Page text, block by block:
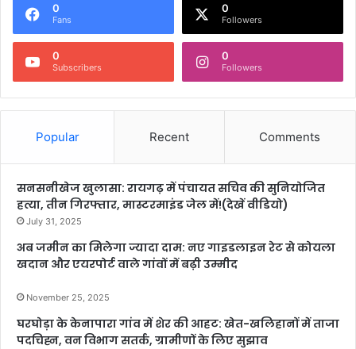
0
Fans
0
Followers
0
Subscribers
0
Followers
Popular Recent Comments
सनसनीखेज खुलासा: रायगढ़ में पंचायत सचिव की सुनियोजित
हत्या, तीन गिरफ्तार, मास्टरमाइंड जेल में!(देखें वीडियो)
July 31, 2025
अब जमीन का मिलेगा ज्यादा दाम: नए गाइडलाइन रेट से कोयला
खदान और एयरपोर्ट वाले गांवों में बढ़ी उम्मीद
November 25, 2025
घरघोड़ा के केनापारा गांव में शेर की आहट: खेत-खलिहानों में ताजा
पदचिह्न, वन विभाग सतर्क, ग्रामीणों के लिए सुझाव